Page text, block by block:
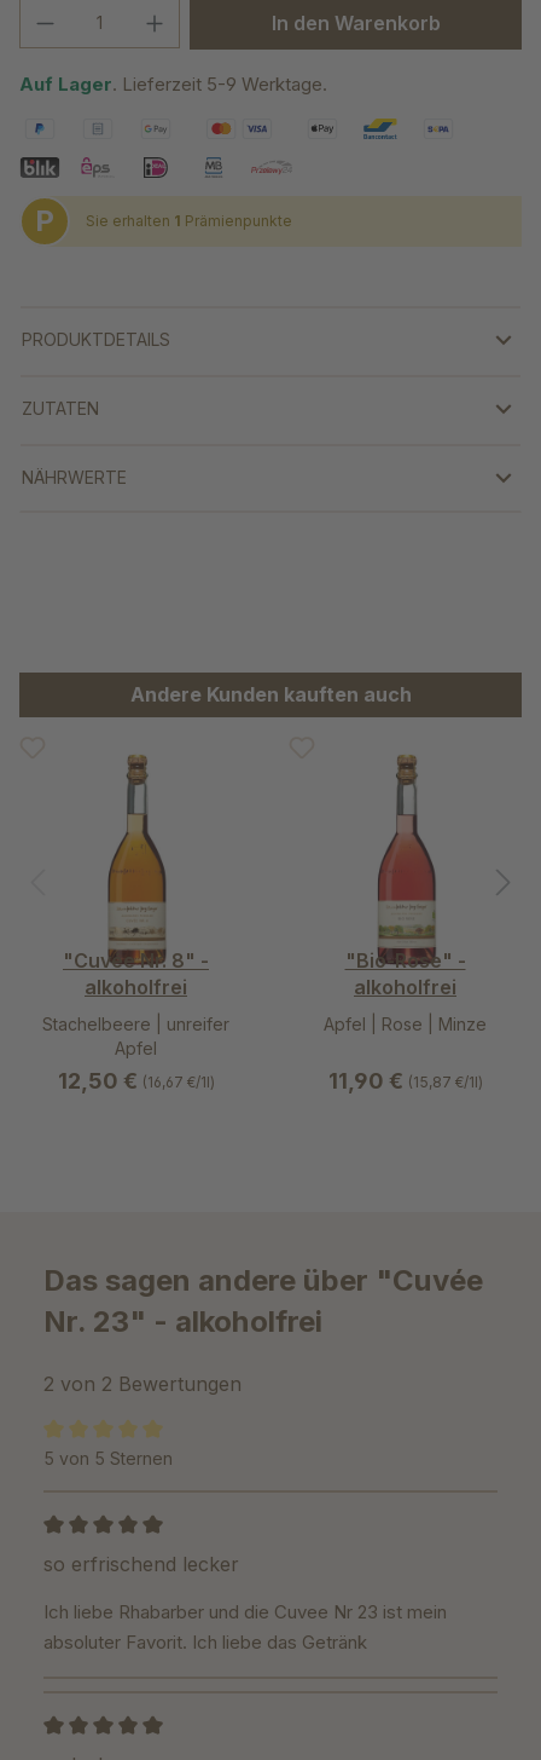
Produkt Anzahl: Gib den gewünschten
In den Warenkorb
Auf Lager. Lieferzeit 5-9 Werktage.
P Sie erhalten 1 Prämienpunkte
PRODUKTDETAILS
ZUTATEN
NÄHRWERTE
Produktgalerie überspringen
Andere Kunden kauften auch
"Cuvée Nr. 8" -
alkoholfrei
Stachelbeere | unreifer
Apfel
12,50 € (16,67 €/1l)
"Bio-Rose" -
alkoholfrei
Apfel | Rose | Minze
11,90 € (15,87 €/1l)
Das sagen andere über "Cuvée
Nr. 23" - alkoholfrei
2 von 2 Bewertungen
Durchschnittliche Bewertung von 5 von 5 Sternen
5 von 5 Sternen
Bewertung mit 5 von 5 Sternen
so erfrischend lecker
Ich liebe Rhabarber und die Cuvee Nr 23 ist mein
absoluter Favorit. Ich liebe das Getränk